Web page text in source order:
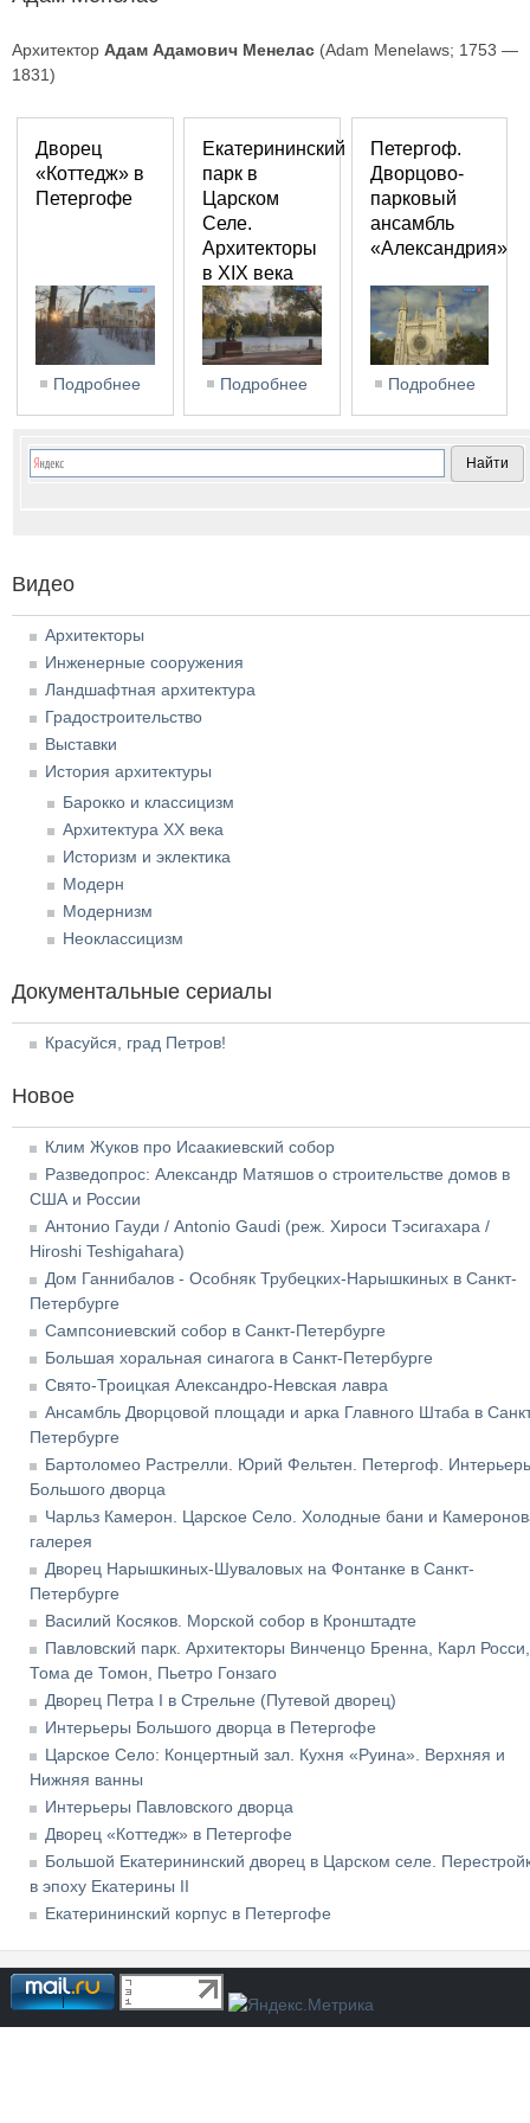
Архитектор Адам Адамович Менелас (Adam Menelaws; 1753 —
1831)
Дворец
«Коттедж» в
Петергофе
Подробнее о Дворец «Коттедж» в Петергофе
Екатерининский
парк в
Царском
Селе.
Архитекторы
в XIX века
Подробнее о Екатерининский парк в
Петергоф.
Дворцово-
парковый
ансамбль
«Александрия»
Подробнее
Видео
Архитекторы
Инженерные сооружения
Ландшафтная архитектура
Градостроительство
Выставки
История архитектуры
Барокко и классицизм
Архитектура XX века
Историзм и эклектика
Модерн
Модернизм
Неоклассицизм
Документальные сериалы
Красуйся, град Петров!
Новое
Клим Жуков про Исаакиевский собор
Разведопрос: Александр Матяшов о строительстве домов в
США и России
Антонио Гауди / Antonio Gaudi (реж. Хироси Тэсигахара /
Hiroshi Teshigahara)
Дом Ганнибалов - Особняк Трубецких-Нарышкиных в Санкт-
Петербурге
Сампсониевский собор в Санкт-Петербурге
Большая хоральная синагога в Санкт-Петербурге
Свято-Троицкая Александро-Невская лавра
Ансамбль Дворцовой площади и арка Главного Штаба в
Петербурге
Бартоломео Растрелли. Юрий Фельтен. Петергоф.
Большого дворца
Чарльз Камерон. Царское Село. Холодные бани и
галерея
Дворец Нарышкиных-Шуваловых на Фонтанке в Санкт-
Петербурге
Василий Косяков. Морской собор в Кронштадте
Павловский парк. Архитекторы Винченцо Бренна, Карл Росси,
Тома де Томон, Пьетро Гонзаго
Дворец Петра I в Стрельне (Путевой дворец)
Интерьеры Большого дворца в Петергофе
Царское Село: Концертный зал. Кухня «Руина». Верхняя и
Нижняя ванны
Интерьеры Павловского дворца
Дворец «Коттедж» в Петергофе
Большой Екатерининский дворец в Царском селе.
в эпоху Екатерины II
Екатерининский корпус в Петергофе